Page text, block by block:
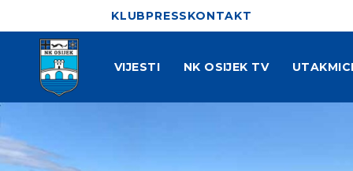
KLUBPRESSKONTAKT
VIJESTI NK OSIJEK TV